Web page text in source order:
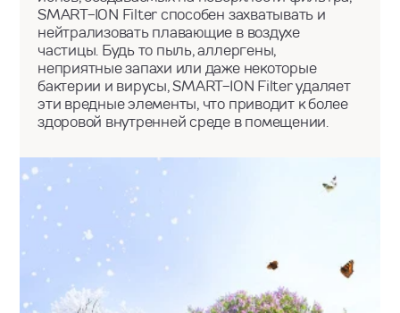
SMART-ION Filter способен захватывать и
нейтрализовать плавающие в воздухе
частицы. Будь то пыль, аллергены,
неприятные запахи или даже некоторые
бактерии и вирусы, SMART-ION Filter удаляет
эти вредные элементы, что приводит к более
здоровой внутренней среде в помещении.